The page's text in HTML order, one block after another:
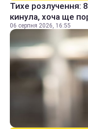
Тихе розлучення:
кинула, хоча ще
06 серпня 2026, 16:55